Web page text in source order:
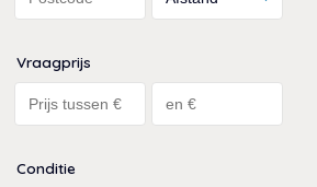
Vraagprijs
Conditie